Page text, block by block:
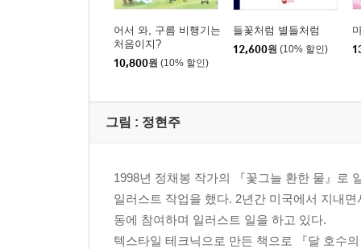
어서 와, 구름 비행기는
처음이지?
10,800원 (10% 할인)
들꽃처럼 별들처럼
12,600원 (10% 할인)
그림 : 정현주
1998년 정채봉 작가의 『꽃그늘 환한 물』로
일러스트 작업을 했다. 2년간 미국에서 지내
동에 참여하며 일러스트 일을 하고 있다.
텍스타일 테크닉으로 만든 책으로 『달 호수